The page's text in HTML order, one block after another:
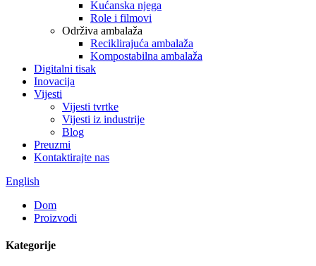
Kućanska njega
Role i filmovi
Održiva ambalaža
Reciklirajuća ambalaža
Kompostabilna ambalaža
Digitalni tisak
Inovacija
Vijesti
Vijesti tvrtke
Vijesti iz industrije
Blog
Preuzmi
Kontaktirajte nas
English
Dom
Proizvodi
Kategorije